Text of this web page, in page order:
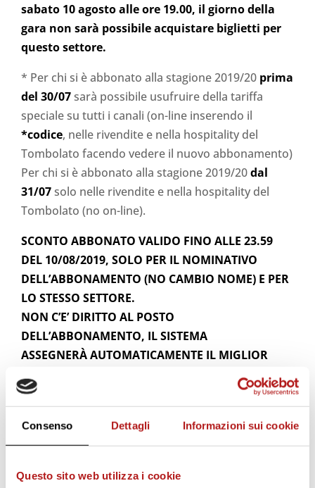
Consenso Dettagli Informazioni sui cookie
Questo sito web utilizza i cookie
sabato 10 agosto alle ore 19.00, il giorno della
gara non sarà possibile acquistare biglietti per
questo settore.
* Per chi si è abbonato alla stagione 2019/20 prima
del 30/07sarà possibile usufruire della tariffa
speciale su tutti i canali (on-line inserendo il
*codice, nelle rivendite e nella hospitality del
Tombolato facendo vedere il nuovo abbonamento)
Per chi si è abbonato alla stagione 2019/20dal
31/07solo nelle rivendite e nella hospitality del
Tombolato (no on-line).
SCONTO ABBONATO VALIDO FINO ALLE 23.59
DEL 10/08/2019, SOLO PER IL NOMINATIVO
DELL’ABBONAMENTO (NO CAMBIO NOME) E PER
LO STESSO SETTORE.
NON C’E’ DIRITTO AL POSTO
DELL’ABBONAMENTO, IL SISTEMA
ASSEGNERÀ AUTOMATICAMENTE IL MIGLIOR